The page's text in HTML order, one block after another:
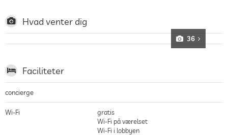
Hvad venter dig
36
Faciliteter
concierge
Wi-Fi
gratis
Wi-Fi på værelset
Wi-Fi i lobbyen